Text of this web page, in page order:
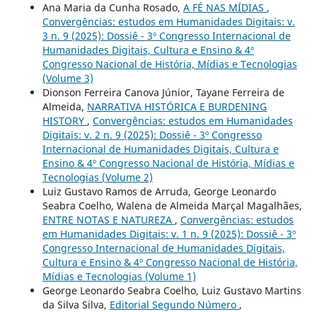
Ana Maria da Cunha Rosado, A FÉ NAS MÍDIAS ,
Convergências: estudos em Humanidades Digitais: v.
3 n. 9 (2025): Dossiê - 3º Congresso Internacional de
Humanidades Digitais, Cultura e Ensino & 4º
Congresso Nacional de História, Mídias e Tecnologias
(Volume 3)
Dionson Ferreira Canova Júnior, Tayane Ferreira de
Almeida, NARRATIVA HISTÓRICA E BURDENING
HISTORY , Convergências: estudos em Humanidades
Digitais: v. 2 n. 9 (2025): Dossiê - 3º Congresso
Internacional de Humanidades Digitais, Cultura e
Ensino & 4º Congresso Nacional de História, Mídias e
Tecnologias (Volume 2)
Luiz Gustavo Ramos de Arruda, George Leonardo
Seabra Coelho, Walena de Almeida Marçal Magalhães,
ENTRE NOTAS E NATUREZA , Convergências: estudos
em Humanidades Digitais: v. 1 n. 9 (2025): Dossiê - 3º
Congresso Internacional de Humanidades Digitais,
Cultura e Ensino & 4º Congresso Nacional de História,
Mídias e Tecnologias (Volume 1)
George Leonardo Seabra Coelho, Luiz Gustavo Martins
da Silva Silva, Editorial Segundo Número ,